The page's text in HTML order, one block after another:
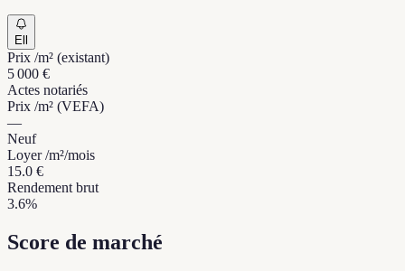
Ell
Prix /m² (existant)
5 000 €
Actes notariés
Prix /m² (VEFA)
—
Neuf
Loyer /m²/mois
15.0 €
Rendement brut
3.6%
Score de marché